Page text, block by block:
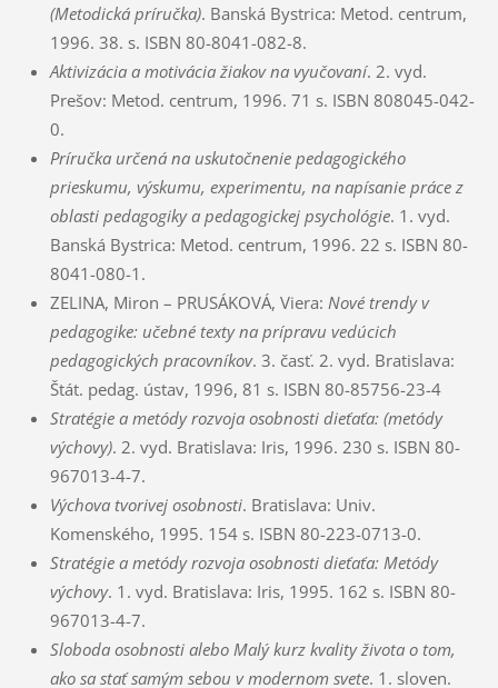
(Metodická príručka). Banská Bystrica: Metod. centrum,
1996. 38. s. ISBN 80-8041-082-8.
Aktivizácia a motivácia žiakov na vyučovaní. 2. vyd.
Prešov: Metod. centrum, 1996. 71 s. ISBN 808045-042-
0.
Príručka určená na uskutočnenie pedagogického
prieskumu, výskumu, experimentu, na napísanie práce z
oblasti pedagogiky a pedagogickej psychológie. 1. vyd.
Banská Bystrica: Metod. centrum, 1996. 22 s. ISBN 80-
8041-080-1.
ZELINA, Miron – PRUSÁKOVÁ, Viera: Nové trendy v
pedagogike: učebné texty na prípravu vedúcich
pedagogických pracovníkov. 3. časť. 2. vyd. Bratislava:
Štát. pedag. ústav, 1996, 81 s. ISBN 80-85756-23-4
Stratégie a metódy rozvoja osobnosti dieťaťa: (metódy
výchovy). 2. vyd. Bratislava: Iris, 1996. 230 s. ISBN 80-
967013-4-7.
Výchova tvorivej osobnosti. Bratislava: Univ.
Komenského, 1995. 154 s. ISBN 80-223-0713-0.
Stratégie a metódy rozvoja osobnosti dieťaťa: Metódy
výchovy. 1. vyd. Bratislava: Iris, 1995. 162 s. ISBN 80-
967013-4-7.
Sloboda osobnosti alebo Malý kurz kvality života o tom,
ako sa stať samým sebou v modernom svete. 1. sloven.